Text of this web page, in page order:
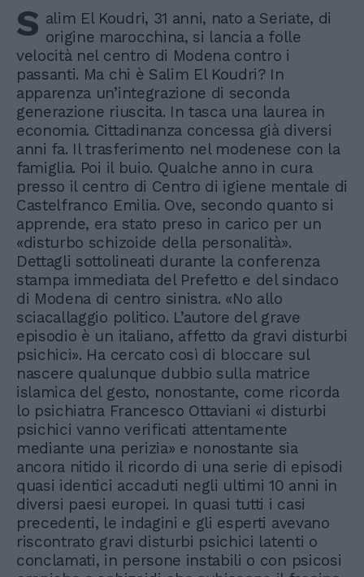
S alim El Koudri, 31 anni, nato a Seriate, di
origine marocchina, si lancia a folle
velocità nel centro di Modena contro i
passanti. Ma chi è Salim El Koudri? In
apparenza un’integrazione di seconda
generazione riuscita. In tasca una laurea in
economia. Cittadinanza concessa già diversi
anni fa. Il trasferimento nel modenese con la
famiglia. Poi il buio. Qualche anno in cura
presso il centro di Centro di igiene mentale di
Castelfranco Emilia. Ove, secondo quanto si
apprende, era stato preso in carico per un
«disturbo schizoide della personalità».
Dettagli sottolineati durante la conferenza
stampa immediata del Prefetto e del sindaco
di Modena di centro sinistra. «No allo
sciacallaggio politico. L’autore del grave
episodio è un italiano, affetto da gravi disturbi
psichici». Ha cercato così di bloccare sul
nascere qualunque dubbio sulla matrice
islamica del gesto, nonostante, come ricorda
lo psichiatra Francesco Ottaviani «i disturbi
psichici vanno verificati attentamente
mediante una perizia» e nonostante sia
ancora nitido il ricordo di una serie di episodi
quasi identici accaduti negli ultimi 10 anni in
diversi paesi europei. In quasi tutti i casi
precedenti, le indagini e gli esperti avevano
riscontrato gravi disturbi psichici latenti o
conclamati, in persone instabili o con psicosi